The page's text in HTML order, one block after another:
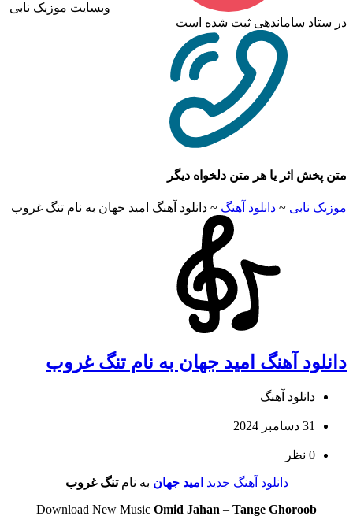
وبسایت موزیک نابی
در ستاد ساماندهی ثبت شده است
متن پخش اثر یا هر متن دلخواه دیگر
موزیک نابی ~ دانلود آهنگ ~ دانلود آهنگ امید جهان به نام تنگ غروب
دانلود آهنگ امید جهان به نام تنگ غروب
دانلود آهنگ
|
31 دسامبر 2024
|
0 نظر
دانلود آهنگ جدید امید جهان به نامتنگ غروب
Download New Music Omid Jahan – Tange Ghoroob